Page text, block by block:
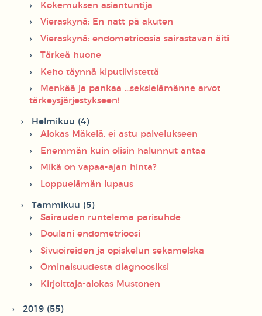
Kokemuksen asiantuntija
Vieraskynä: En natt på akuten
Vieraskynä: endometrioosia sairastavan äiti
Tärkeä huone
Keho täynnä kiputiivistettä
Menkää ja pankaa ...seksielämänne arvot
tärkeysjärjestykseen!
Helmikuu (4)
Alokas Mäkelä, ei astu palvelukseen
Enemmän kuin olisin halunnut antaa
Mikä on vapaa-ajan hinta?
Loppuelämän lupaus
Tammikuu (5)
Sairauden runtelema parisuhde
Doulani endometrioosi
Sivuoireiden ja opiskelun sekamelska
Ominaisuudesta diagnoosiksi
Kirjoittaja-alokas Mustonen
2019 (55)